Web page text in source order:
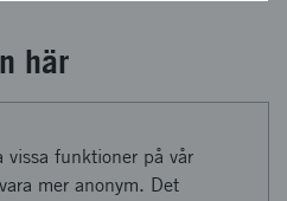
här
funktioner på vår
mer anonym. Det